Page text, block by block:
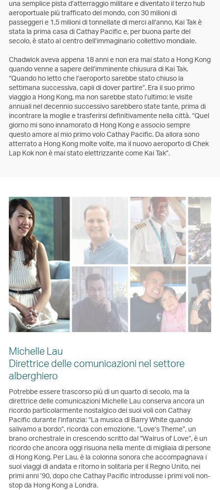
una semplice pista d’atterraggio militare e diventato il terzo hub
aeroportuale più trafficato del mondo, con 30 milioni di
passeggeri e 1,5 milioni di tonnellate di merci all’anno, Kai Tak è
stata la prima casa di Cathay Pacific e, per buona parte del
secolo, è stato al centro dell’immaginario collettivo mondiale.
Chadwick aveva appena 18 anni e non era mai stato a Hong Kong
quando venne a sapere dell’imminente chiusura di Kai Tak.
“Quando ho letto che l’aeroporto sarebbe stato chiuso la
settimana successiva, capii di dover partire”. Era il suo primo
viaggio a Hong Kong, ma non sarebbe stato l’ultimo: le visite
annuali nel decennio successivo sarebbero state tante, prima di
incontrare la moglie e trasferirsi definitivamente nella città. “Quel
giorno mi sono innamorato di Hong Kong e associo sempre
questo amore al mio primo volo Cathay Pacific. Da allora sono
atterrato a Hong Kong molte volte, ma il nuovo aeroporto di Chek
Lap Kok non è mai stato elettrizzante come Kai Tak”.
Michelle Lau
Direttrice delle comunicazioni nel settore
alberghiero
Potrebbe essere trascorso più di un quarto di secolo, ma la
direttrice delle comunicazioni Michelle Lau conserva ancora un
ricordo particolarmente nostalgico dei suoi voli con Cathay
Pacific durante l’infanzia: “La musica di Barry White quando
salivamo a bordo”, ricorda con emozione. “Love’s Theme”, un
brano orchestrale in crescendo scritto dal “Walrus of Love”, è un
ricordo che ancora oggi risuona nella mente di migliaia di persone
di Hong Kong. Per Lau, è la colonna sonora che accompagnava i
suoi viaggi di andata e ritorno in solitaria per il Regno Unito, nei
primi anni ’90, dopo che Cathay Pacific introdusse i primi voli non-
stop da Hong Kong a Londra.